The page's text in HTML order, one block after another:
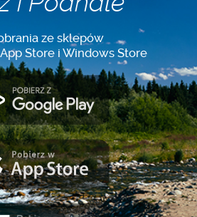
ze sklepów
Store i Windows Store